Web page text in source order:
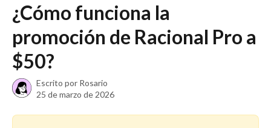
¿Cómo funciona la
promoción de Racional Pro a
$50?
Escrito por Rosario
25 de marzo de 2026